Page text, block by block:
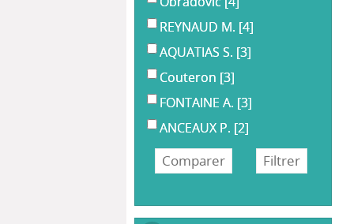
REYNAUD M. [4]
AQUATIAS S. [3]
Couteron [3]
FONTAINE A. [3]
ANCEAUX P. [2]